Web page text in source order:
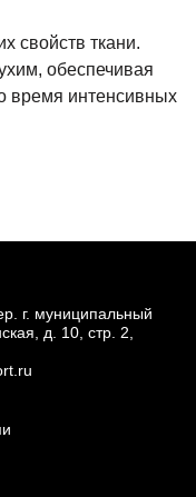
свойств ткани.
обеспечивая
время интенсивных
г. муниципальный
д. 10, стр. 2,